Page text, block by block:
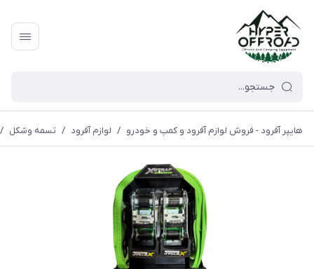
هایپر آفرود - فروش لوازم آفرود و کمپ و خودرو / لوازم آفرود / تسمه وشکل /